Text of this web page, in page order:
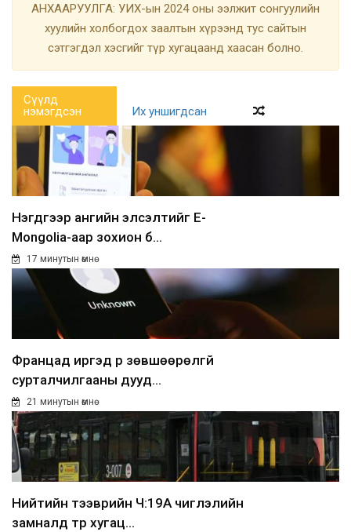
АНХААРУУЛГА: УИХ-ын 2024 оны ээлжит сонгуулийн
хуулийн холбогдох заалтын хүрээнд тус сайтын
сэтгэгдэл хэсгийг түр хугацаанд хаасан болно.
Сүүлд
нэмэгдсэн
Их уншигдсан
Нэгдүгээр ангийн элсэлтийг E-
Mongolia-аар зохион б...
17 минутын өмнө
Францад иргэд рүү зөвшөөрөлгүй
сурталчилгааны дууд...
21 минутын өмнө
Нийтийн тээврийн Ч:19А чиглэлийн
замналд түр хугац...